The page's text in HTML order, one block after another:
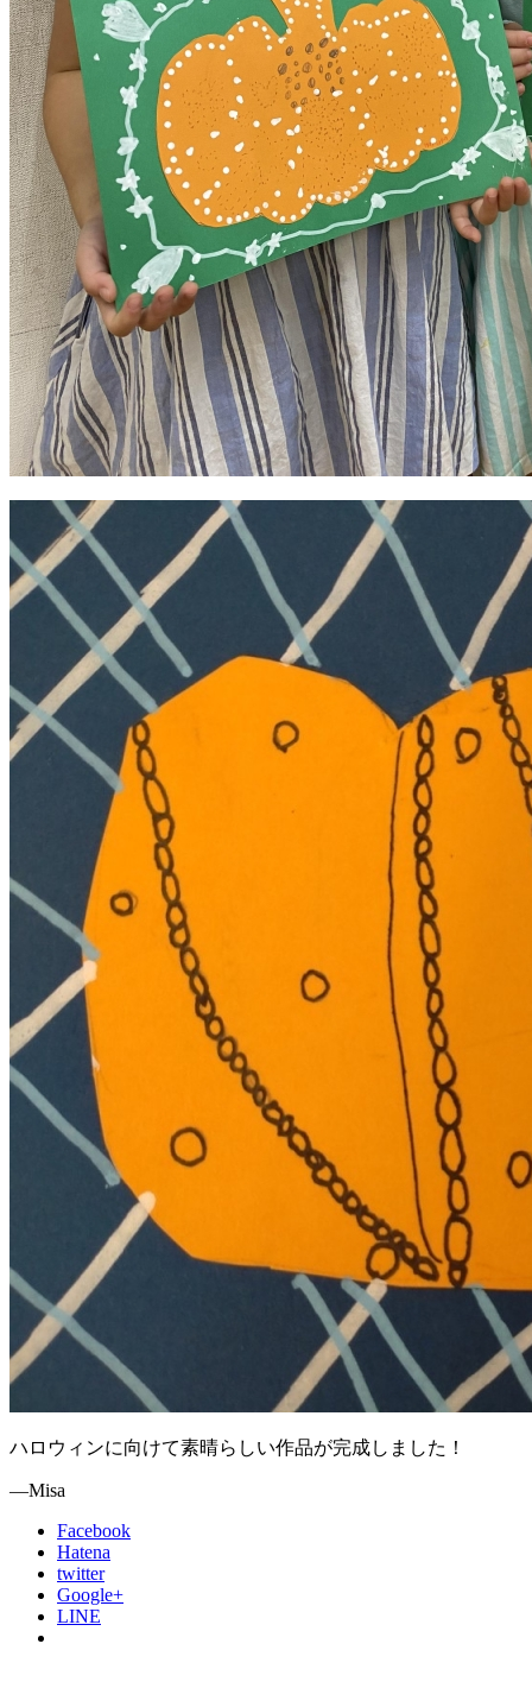
ハロウィンに向けて素晴らしい作品が完成しました！
—Misa
Facebook
Hatena
twitter
Google+
LINE